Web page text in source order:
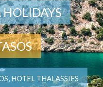
HOTEL THALASSIES